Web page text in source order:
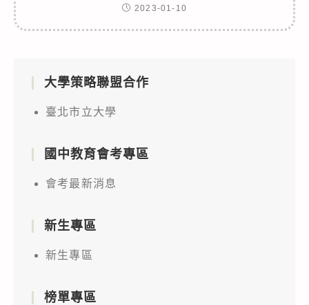
2023-01-10
大學策略聯盟合作
臺北市立大學
國中教育會考專區
會考最新消息
新生專區
新生專區
榜單專區